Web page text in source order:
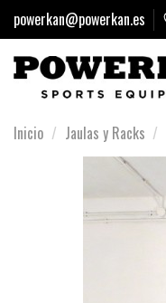
powerkan@powerkan.es
Inicio Jaulas y Racks